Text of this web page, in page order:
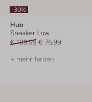
-30%
Hub
Sneaker Low
€ 109,99 € 76,99
+ mehr farben